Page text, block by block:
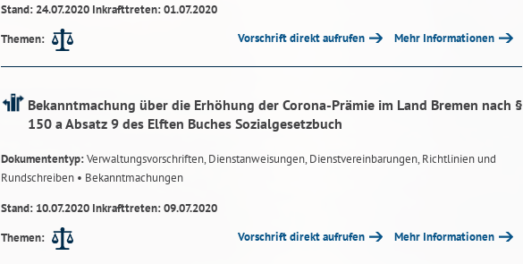
Stand: 24.07.2020 Inkrafttreten: 01.07.2020
Themen:
Vorschrift direkt aufrufen Mehr Informationen
Bekanntmachung über die Erhöhung der Corona-Prämie im Land Bremen nach §
150 a Absatz 9 des Elften Buches Sozialgesetzbuch
Dokumententyp:Verwaltungsvorschriften, Dienstanweisungen, Dienstvereinbarungen, Richtlinien und
Rundschreiben • Bekanntmachungen
Stand: 10.07.2020 Inkrafttreten: 09.07.2020
Themen:
Vorschrift direkt aufrufen Mehr Informationen